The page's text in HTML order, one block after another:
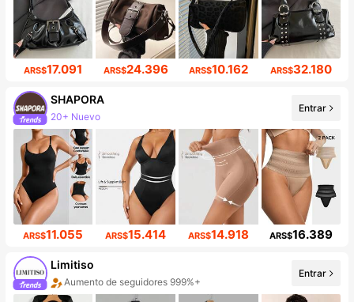
ARS$17.091 ARS$24.396 ARS$10.162 ARS$32.180
SHAPORA
20+ Nuevo
Incremento de seguidores de 51%
Entrar
ARS$11.055 ARS$15.414 ARS$14.918 ARS$16.389
Limitiso
Aumento de seguidores 999%+
Aumento de ventas del 999%+
Entrar